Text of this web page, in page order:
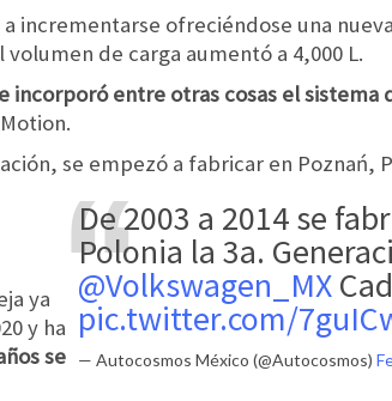
incrementarse ofreciéndose una
de carga aumentó a 4,000 L.
incorporó entre otras cosas el
se empezó a fabricar en Poznań,
De 2003 a 2014 se fabricó en Poznań,
Polonia la 3a.
@Volkswagen_MX
pic.twitter.com/
— Autocosmos México (@Autocosmos)
ya
y ha
se